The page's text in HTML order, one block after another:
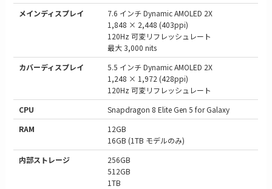
メインディスプレイ
7.6 インチ Dynamic AMOLED 2X
1,848 × 2,448 (403ppi)
120Hz 可変リフレッシュレート
最大 3,000 nits
カバーディスプレイ
5.5 インチ Dynamic AMOLED 2X
1,248 × 1,972 (428ppi)
120Hz 可変リフレッシュレート
CPU
Snapdragon 8 Elite Gen 5 for Galaxy
RAM
12GB
16GB (1TB モデルのみ)
内部ストレージ
256GB
512GB
1TB